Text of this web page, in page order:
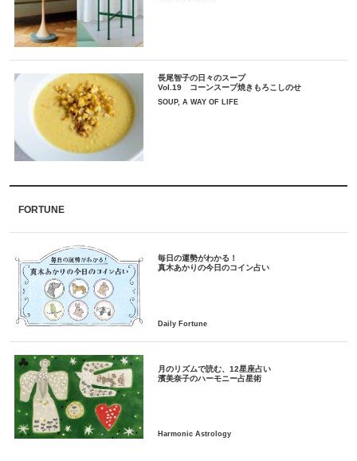
長尾智子の日々のスープ
Vol.19 コーンスープ焼きもろこしのせ
SOUP, A WAY OF LIFE
FORTUNE
毎日の運勢がわかる！
月のリズムで読む、12星座占い